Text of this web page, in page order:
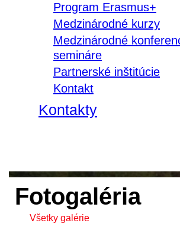
Program Erasmus+
Medzinárodné kurzy
Medzinárodné
semináre
Partnerské inštitúcie
Kontakt
Kontakty
Fotogaléria
Všetky galérie